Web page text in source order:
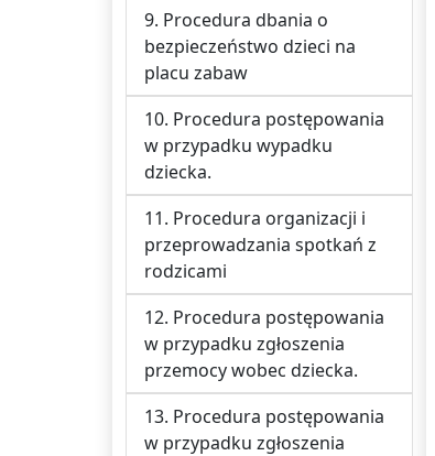
9. Procedura dbania o
bezpieczeństwo dzieci na
placu zabaw
10. Procedura postępowania
w przypadku wypadku
dziecka.
11. Procedura organizacji i
przeprowadzania spotkań z
rodzicami
12. Procedura postępowania
w przypadku zgłoszenia
przemocy wobec dziecka.
13. Procedura postępowania
w przypadku zgłoszenia